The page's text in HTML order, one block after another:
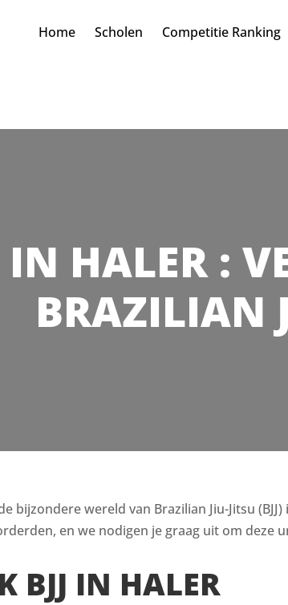
Home Scholen Competitie Ranking
IN HALER :
BRAZILIAN
bijzondere wereld van Brazilian Jiu-Jitsu
en we nodigen je graag uit om deze
BJJ IN HALER